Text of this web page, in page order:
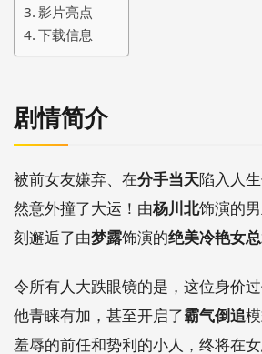
影片亮点
下载信息
剧情简介
被前女友嫌弃、在分手当天陷入人
然意外撞了大运！由杨川北饰演的
刻邂逅了由梦露饰演的绝美冷艳女
令所有人大跌眼镜的是，这位身价
他青睐有加，甚至开启了霸气倒追
羞辱的前任和势利的小人，终将在